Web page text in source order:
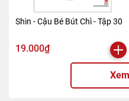
Shin - Cậu Bé Bút Chì - Tập 30
19.000₫